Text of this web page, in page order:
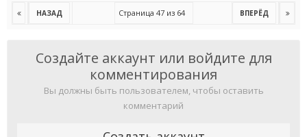
НАЗАД ВПЕРЁД
Страница 47 из 64
Создайте аккаунт или войдите для
комментирования
Вы должны быть пользователем, чтобы оставить
комментарий